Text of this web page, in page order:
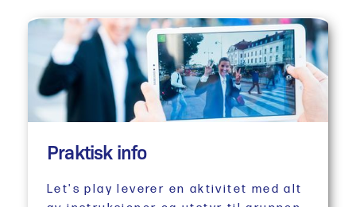
Praktisk info
Let's play leverer en aktivitet med alt